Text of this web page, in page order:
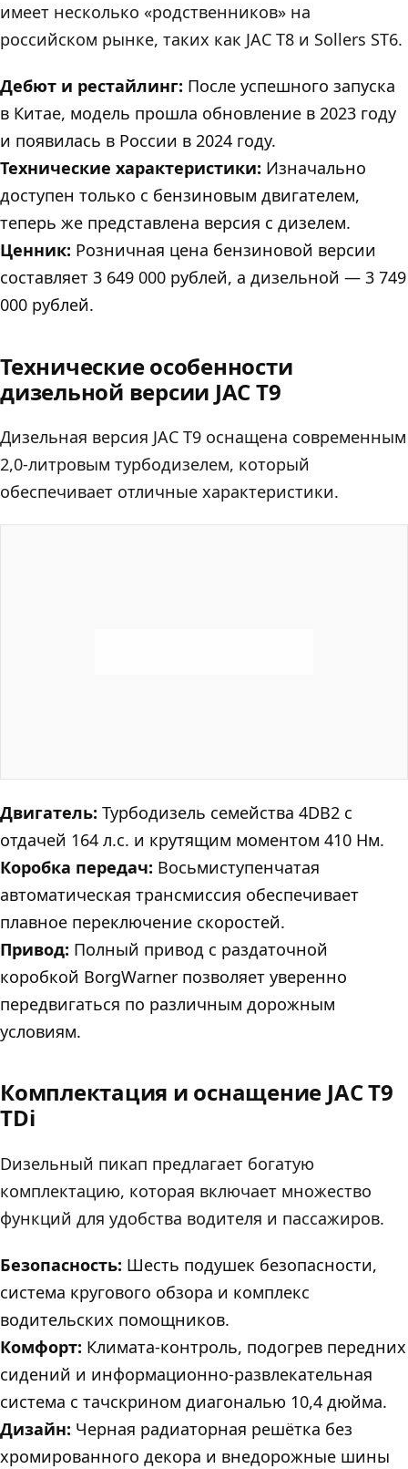
имеет несколько «родственников» на
российском рынке, таких как JAC T8 и Sollers ST6.
Дебют и рестайлинг: После успешного запуска
в Китае, модель прошла обновление в 2023 году
и появилась в России в 2024 году.
Технические характеристики: Изначально
доступен только с бензиновым двигателем,
теперь же представлена версия с дизелем.
Ценник: Розничная цена бензиновой версии
составляет 3 649 000 рублей, а дизельной — 3 749
000 рублей.
Технические особенности
дизельной версии JAC T9
Дизельная версия JAC T9 оснащена современным
2,0-литровым турбодизелем, который
обеспечивает отличные характеристики.
Двигатель: Турбодизель семейства 4DB2 с
отдачей 164 л.с. и крутящим моментом 410 Нм.
Коробка передач: Восьмиступенчатая
автоматическая трансмиссия обеспечивает
плавное переключение скоростей.
Привод: Полный привод с раздаточной
коробкой BorgWarner позволяет уверенно
передвигаться по различным дорожным
условиям.
Комплектация и оснащение JAC T9
TDi
Dизельный пикап предлагает богатую
комплектацию, которая включает множество
функций для удобства водителя и пассажиров.
Безопасность: Шесть подушек безопасности,
система кругового обзора и комплекс
водительских помощников.
Комфорт: Климата-контроль, подогрев передних
сидений и информационно-развлекательная
система с тачскрином диагональю 10,4 дюйма.
Дизайн: Черная радиаторная решётка без
хромированного декора и внедорожные шины